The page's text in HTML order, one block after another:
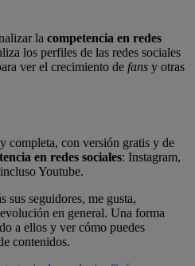
la competencia en redes
los perfiles de las redes sociales
ver el crecimiento de fans y otras
completa, con versión gratis y de
en redes sociales: Instagram,
Youtube.
sus seguidores, me gusta,
en general. Una forma
a ellos y ver cómo puedes
contenidos.